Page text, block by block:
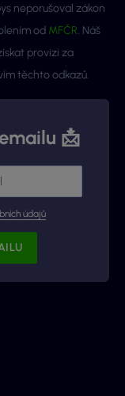
neporušoval zákon
od MFČR. Náš
provizi za
těchto odkazů.
📩
údajů